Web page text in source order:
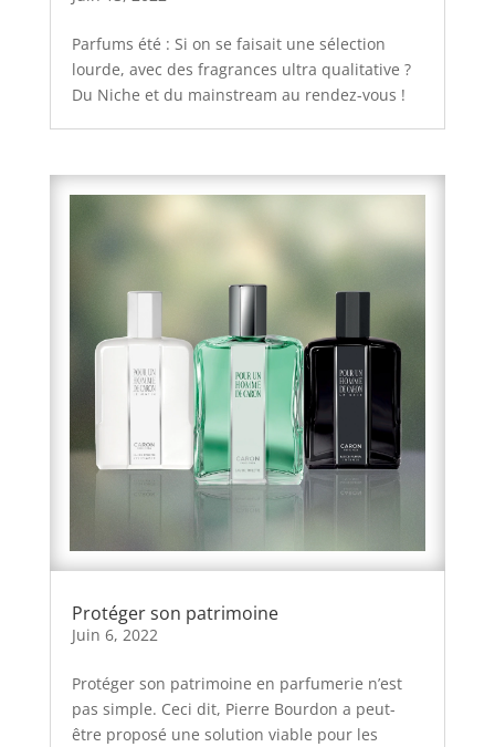
Parfums été : Si on se faisait une sélection
lourde, avec des fragrances ultra qualitative ?
Du Niche et du mainstream au rendez-vous !
Protéger son patrimoine
Juin 6, 2022
Protéger son patrimoine en parfumerie n’est
pas simple. Ceci dit, Pierre Bourdon a peut-
être proposé une solution viable pour les